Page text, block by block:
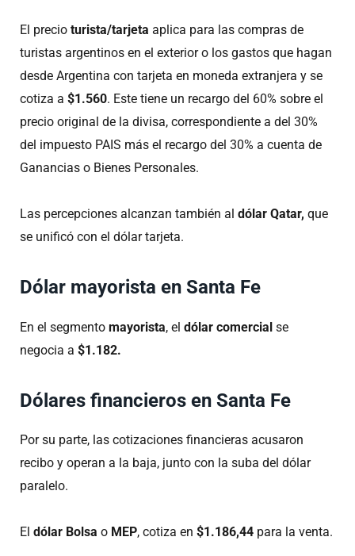
El precio turista/tarjeta aplica para las compras de
turistas argentinos en el exterior o los gastos que hagan
desde Argentina con tarjeta en moneda extranjera y se
cotiza a $1.560. Este tiene un recargo del 60% sobre el
precio original de la divisa, correspondiente a del 30%
del impuesto PAIS más el recargo del 30% a cuenta de
Ganancias o Bienes Personales.
Las percepciones alcanzan también al dólar Qatar, que
se unificó con el dólar tarjeta.
Dólar mayorista en Santa Fe
En el segmento mayorista, el dólar comercial se
negocia a $1.182.
Dólares financieros en Santa Fe
Por su parte, las cotizaciones financieras acusaron
recibo y operan a la baja, junto con la suba del dólar
paralelo.
El dólar Bolsa o MEP, cotiza en $1.186,44 para la venta.